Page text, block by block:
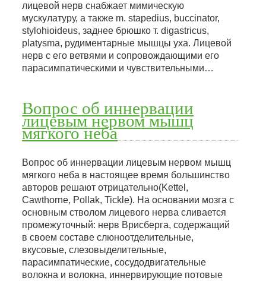
лицевой нерв снабжает мимическую
мускулатуру, а также m. stapedius, buccinator,
stylohioideus, заднее брюшко т. digastricus,
platysma, рудиментарные мышцы уха. Лицевой
нерв с его ветвями и сопровождающими его
парасимпатическими и чувствительными…
Вопрос об иннервации
лицевым нервом мышц
мягкого неба
Вопрос об иннервации лицевым нервом мышц
мягкого неба в настоящее время большинство
авторов решают отрицательно(Kettel,
Cawthorne, Pollak, Tickle). На основании мозга с
основным стволом лицевого нерва сливается
промежуточный: нерв Врисберга, содержащий
в своем составе слюноотделительные,
вкусовые, слезовыделительные,
парасимпатические, сосудодвигательные
волокна и волокна, иннервирующие потовые